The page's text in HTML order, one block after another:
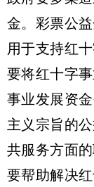
金。彩票公
用于支持红
要将红十字
事业发展资
主义宗旨的
共服务方面
要帮助解决